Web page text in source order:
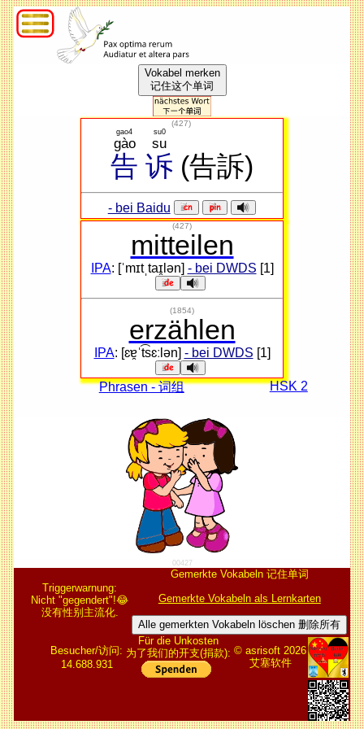
Vokabel merken
记住这个单词
(427)
告
gào
gao4
诉
su
su0
(告訴)
- bei Baidu
(427)
mitteilen
IPA: [ˈmɪtˌtaɪ̯lən] - bei DWDS [1]
(1854)
erzählen
IPA: [ɛɐ̯ˈt͡sɛːlən] - bei DWDS [1]
Phrasen - 词组 HSK 2
00427
Triggerwarnung:
Nicht "gegendert"!😂
没有性别主流化.
Gemerkte Vokabeln 记住单词
Gemerkte Vokabeln als Lernkarten
Alle gemerkten Vokabeln löschen 删除所有
Besucher/访问:
14.688.931
Für die Unkosten
为了我们的开支(捐款): © asrisoft 2026
艾塞软件